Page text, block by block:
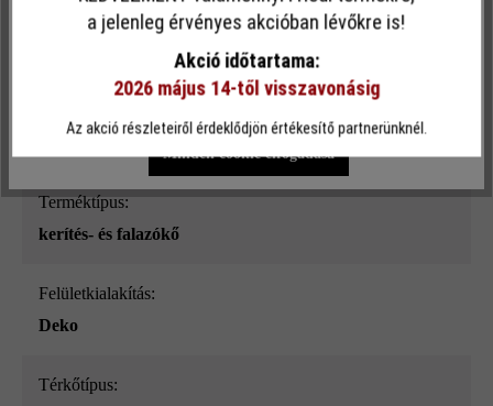
Felületi struktúra:
Terméktípus:
kerítés- és falazókő
Felületkialakítás:
Deko
Térkőtípus:
Ez a webhely cookie-kat használ, hogy a lehető legjobb
funkcionalitást kínálja Önnek...További információ
Egyéni beállítások Csak funkcionális cookie elfogadása
Minden cookie elfogadása
a jelenleg érvényes akcióban lévőkre is!
Akció időtartama:
2026 május 14-től visszavonásig
Az akció részleteiről érdeklődjön értékesítő partnerünknél.